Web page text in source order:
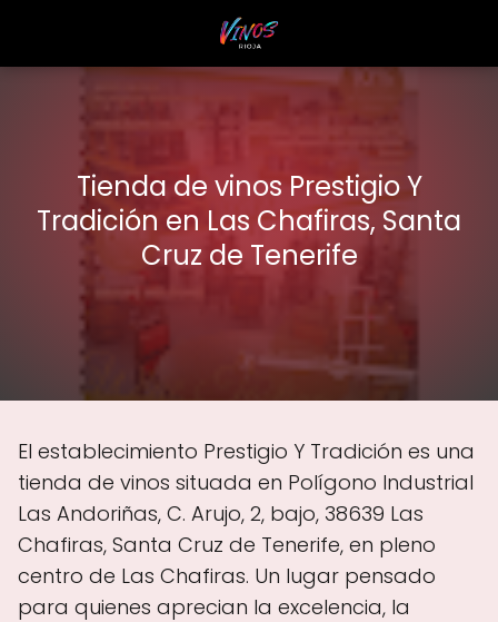
Tienda de vinos Prestigio Y
Tradición en Las Chafiras, Santa
Cruz de Tenerife
El establecimiento Prestigio Y Tradición es una
tienda de vinos situada en Polígono Industrial
Las Andoriñas, C. Arujo, 2, bajo, 38639 Las
Chafiras, Santa Cruz de Tenerife, en pleno
centro de Las Chafiras. Un lugar pensado
para quienes aprecian la excelencia, la